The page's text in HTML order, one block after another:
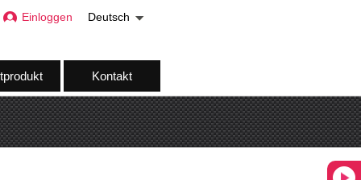
Kontakt
Einloggen Deutsch